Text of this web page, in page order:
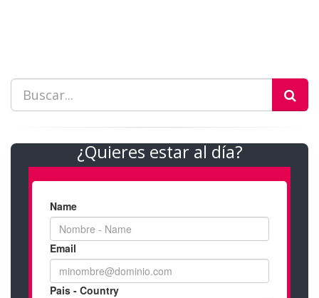
¿Quieres estar al día?